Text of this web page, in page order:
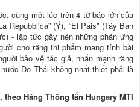
cùng một lúc trên 4 tờ báo lớn của
Repubblica” (Ý), “El Pais” (Tây Ban
- lập tức gây nên những phản ứng
cho rằng thi phẩm mang tính bài
bảo vệ tác giả, nhấn mạnh rằng
Do Thái không nhất thiết phải là
theo Hãng Thông tấn Hungary MTI